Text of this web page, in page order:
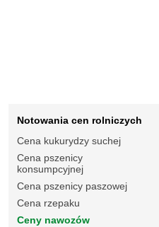
Notowania cen rolniczych
Cena kukurydzy suchej
Cena pszenicy
konsumpcyjnej
Cena pszenicy paszowej
Cena rzepaku
Ceny nawozów